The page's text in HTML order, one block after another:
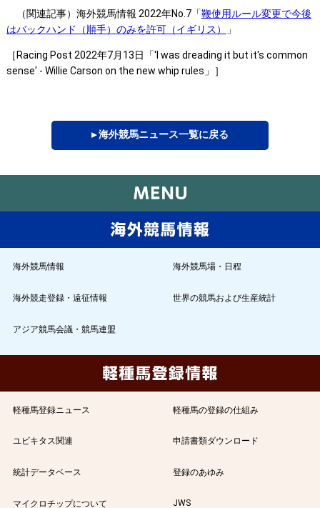
（関連記事）海外競馬情報 2022年No.7「鞭使用ルール変更で今後
はバックハンド（順手）のみを許可（イギリス）
」
［Racing Post 2022年7月13日「'I was dreading it but it's common
sense' - Willie Carson on the new whip rules」］
▸ 海外競馬ニュース一覧に戻る
海外競馬情報 海外競馬場・日程
海外競走登録・遠征情報 世界の競馬および生産統計
アジア競馬会議・競馬連盟
軽種馬登録ニュース 軽種馬の登録の仕組み
ユビキタス関連 申請書類ダウンロード
統計データベース 登録のあゆみ
マイクロチップについて JWS